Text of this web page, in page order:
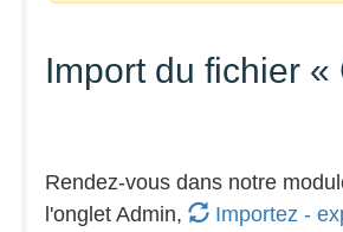
Import du fichier «
Rendez-vous dans notre
l'onglet Admin,
Importez -